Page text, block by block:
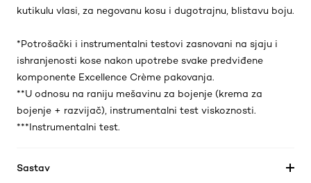
kutikulu vlasi, za negovanu kosu i dugotrajnu, blistavu boju.
*Potrošački i instrumentalni testovi zasnovani na sjaju i
ishranjenosti kose nakon upotrebe svake predviđene
komponente Excellence Crème pakovanja.
**U odnosu na raniju mešavinu za bojenje (krema za
bojenje + razvijač), instrumentalni test viskoznosti.
***Instrumentalni test.
Sastav